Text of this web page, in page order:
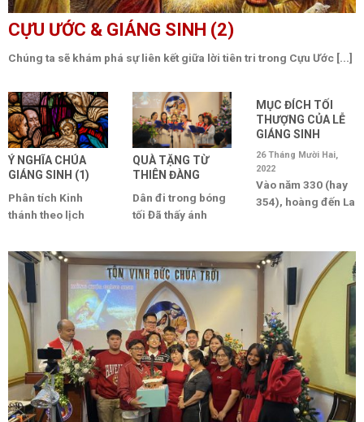
CỰU ƯỚC & GIÁNG SINH (2)
Chúng ta sẽ khám phá sự liên kết giữa lời tiên tri trong Cựu Ước [...]
Ý NGHĨA CHÚA
GIÁNG SINH (1)
Phân tích Kinh
thánh theo lịch
sinh ban ngày: 1.
Ê-sai [...]
QUÀ TẶNG TỪ
THIÊN ĐÀNG
Dân đi trong bóng
tối Đã thấy ánh
sáng đã chiếu trên
[...]
MỤC ĐÍCH TỐI
THƯỢNG CỦA LỄ
GIÁNG SINH
26 Tháng Mười Hai,
2022
Vào năm 330 (hay
354), hoàng đến La
lễ [...]